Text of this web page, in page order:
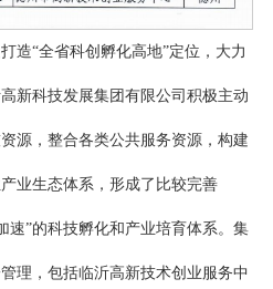
造“全省科创孵化高地”定位，大力
新科技发展集团有限公司积极主动
源，整合各类公共服务资源，构建
业生态体系，形成了比较完善
速”的科技孵化和产业培育体系。集
理，包括临沂高新技术创业服务中